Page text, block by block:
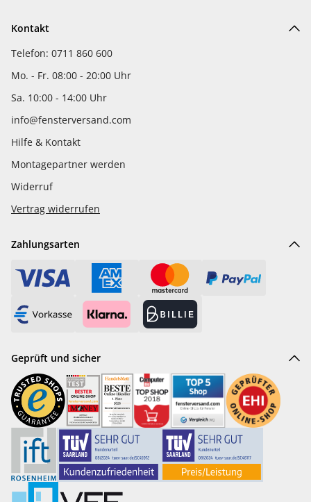
Kontakt
Telefon: 0711 860 600
Mo. - Fr. 08:00 - 20:00 Uhr
Sa. 10:00 - 14:00 Uhr
info@fensterversand.com
Hilfe & Kontakt
Montagepartner werden
Widerruf
Vertrag widerrufen
Zahlungsarten
Geprüft und sicher